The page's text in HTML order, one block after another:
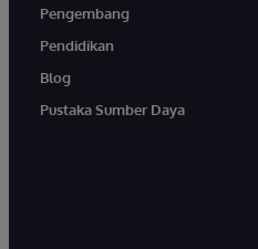
Pengembang
Pendidikan
Blog
Pustaka Sumber Daya